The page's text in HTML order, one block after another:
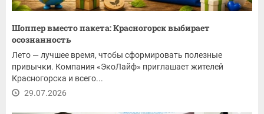
Шоппер вместо пакета: Красногорск выбирает
осознанность
Лето — лучшее время, чтобы сформировать полезные
привычки. Компания «ЭкоЛайф» приглашает жителей
Красногорска и всего...
29.07.2026